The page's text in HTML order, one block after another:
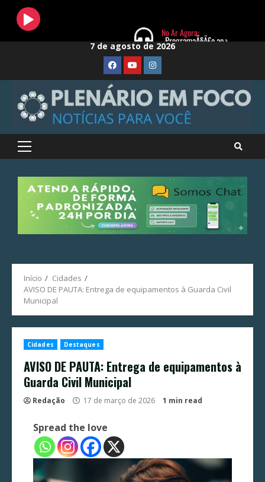
Skip
7 de agosto de 2026
FaceBook
YoutubeInstagram
Primary
Início
Cidades
AVISO DE PAUTA: Entrega de equipamentos à Guarda Civil
Municipal
Cidades Destaques
AVISO DE PAUTA: Entrega de equipamentos à
Guarda Civil Municipal
Redação 17 de março de 2026 1 min read
Spread the love